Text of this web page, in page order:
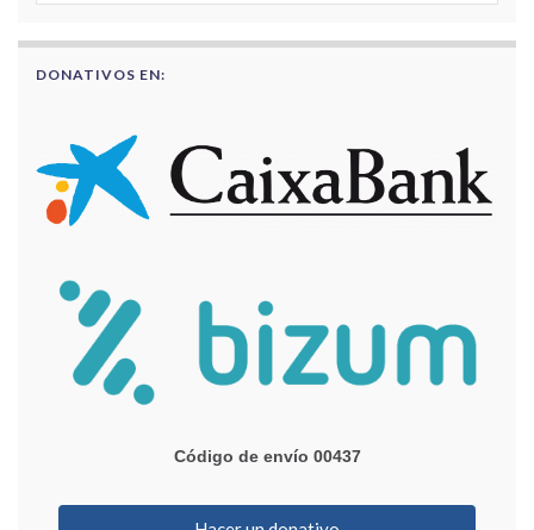
DONATIVOS EN:
Código de envío 00437